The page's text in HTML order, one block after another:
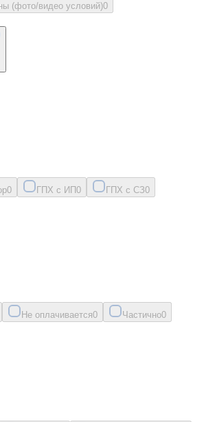
(фото/видео условий)0
0 ГПХ с ИП0 ГПХ с СЗ0
Не оплачивается0 Частично0